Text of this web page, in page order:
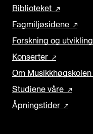
Biblioteket
Fagmiljøsidene
Forskning og utvikling
Konserter
Om Musikkhøgskolen
Studiene våre
Åpningstider